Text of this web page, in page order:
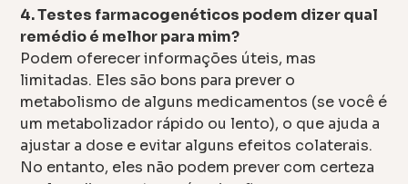
4. Testes farmacogenéticos podem dizer qual
remédio é melhor para mim?
Podem oferecer informações úteis, mas
limitadas. Eles são bons para prever o
metabolismo de alguns medicamentos (se você é
um metabolizador rápido ou lento), o que ajuda a
ajustar a dose e evitar alguns efeitos colaterais.
No entanto, eles não podem prever com certeza